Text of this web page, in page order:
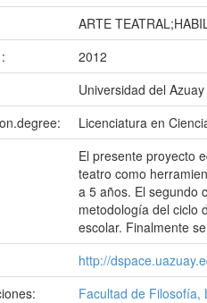
ARTE
2012
Universidad del Azuay
Licenciatura en
El presente proyecto
teatro como
a 5 años. El segundo
metodología del ciclo
escolar. Finalmente
http://
Facultad de Filosofía,